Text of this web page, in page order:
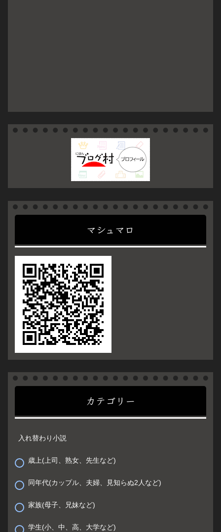
マシュマロ
カテゴリー
入れ替わり小説
歳上(上司、熟女、先生など)
同年代(カップル、夫婦、見知らぬ2人など)
家族(母子、兄妹など)
学生(小、中、高、大学など)